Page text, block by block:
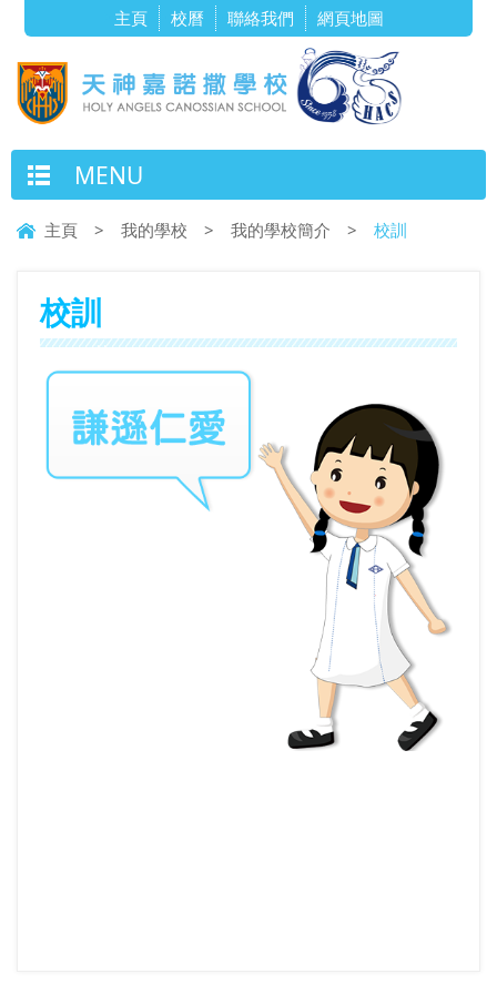
主頁 校曆 聯絡我們 網頁地圖
MENU
主頁 > 我的學校 > 我的學校簡介 > 校訓
校訓